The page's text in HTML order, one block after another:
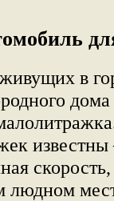
в
людном